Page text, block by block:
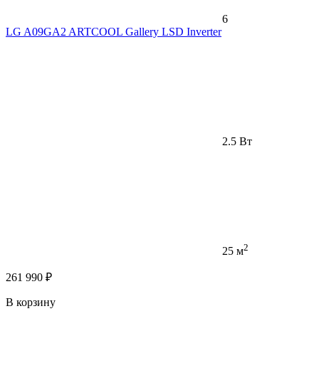
6
LG A09GA2 ARTCOOL Gallery LSD Inverter
2.5 Вт
25 м2
261 990 ₽
В корзину